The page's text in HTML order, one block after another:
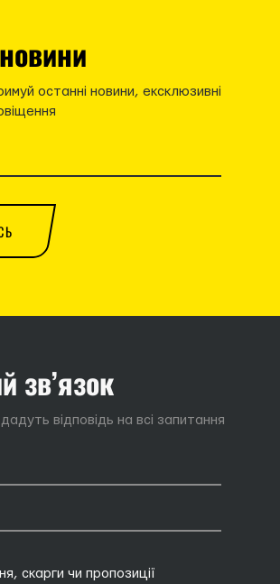
останні новини, ексклюзивні
зв’язок
відповідь на всі запитання